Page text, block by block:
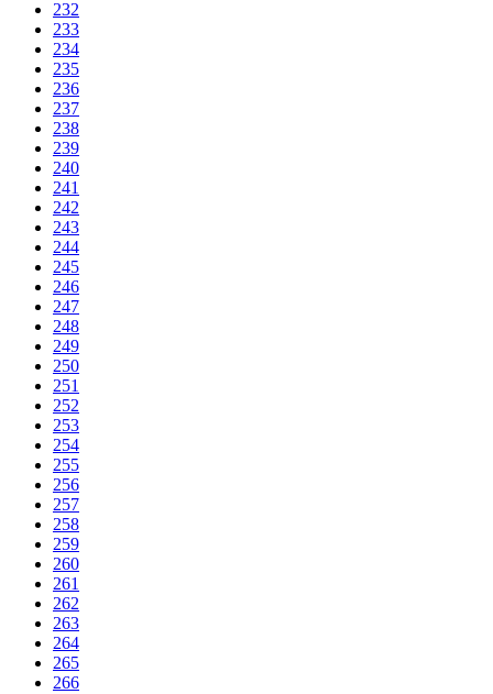
232
233
234
235
236
237
238
239
240
241
242
243
244
245
246
247
248
249
250
251
252
253
254
255
256
257
258
259
260
261
262
263
264
265
266